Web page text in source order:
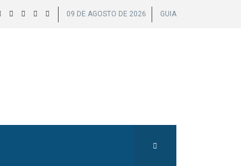
09 DE AGOSTO DE 2026 GUIA